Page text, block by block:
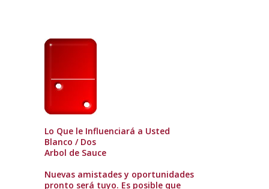
Lo Que le Influenciará a Usted
Blanco / Dos
Arbol de Sauce
Nuevas amistades y oportunidades
pronto será tuyo. Es posible que